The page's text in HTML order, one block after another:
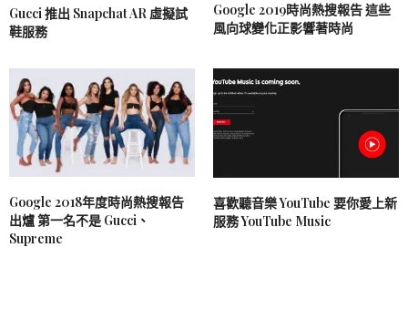
Gucci 推出 Snapchat AR 虛擬試
鞋服務
Google 2019時尚熱搜報告 這些
風向球變化正影響著時尚
Google 2018年度時尚熱搜報告
出爐 第一名不是 Gucci、
Supreme
喜歡聽音樂 YouTube 要你愛上新
服務 YouTube Music